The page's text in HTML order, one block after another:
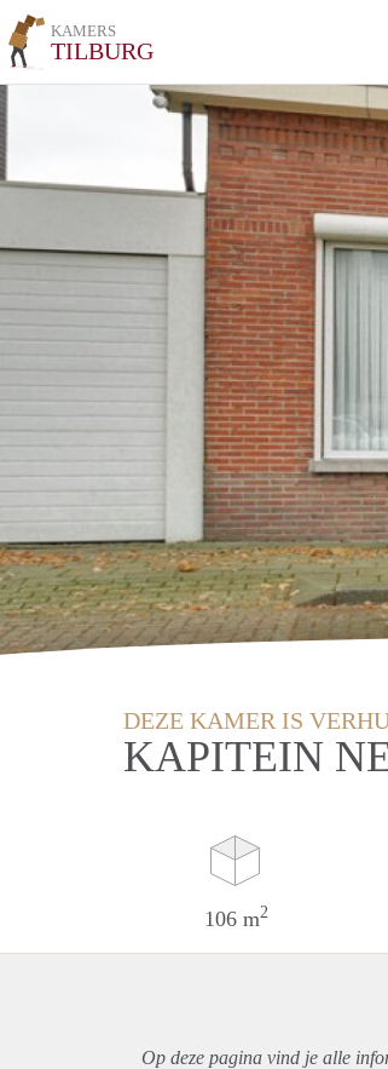
KAMERS
TILBURG
DEZE KAMER IS
KAPITEIN
106 m2
Op deze pagina vind je alle